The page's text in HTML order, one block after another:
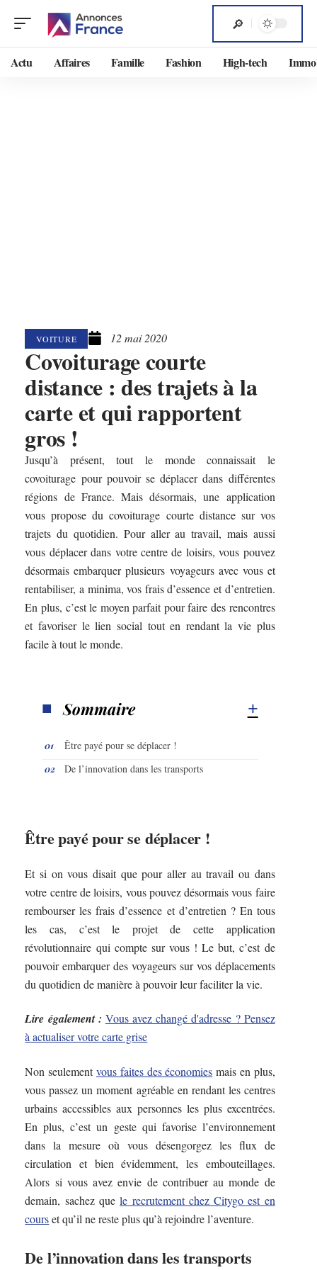
Actu Affaires Famille Fashion High-tech
VOITURE 12 mai 2020
Covoiturage courte
distance : des trajets à la
carte et qui rapportent
gros !
Jusqu’à présent, tout le monde connaissait le
covoiturage pour pouvoir se déplacer dans différentes
régions de France. Mais désormais, une application
vous propose du covoiturage courte distance sur vos
trajets du quotidien. Pour aller au travail, mais aussi
vous déplacer dans votre centre de loisirs, vous pouvez
désormais embarquer plusieurs voyageurs avec vous et
rentabiliser, a minima, vos frais d’essence et d’entretien.
En plus, c’est le moyen parfait pour faire des rencontres
et favoriser le lien social tout en rendant la vie plus
facile à tout le monde.
Sommaire
Être payé pour se déplacer !
De l’innovation dans les transports
Être payé pour se déplacer !
Et si on vous disait que pour aller au travail ou dans
votre centre de loisirs, vous pouvez désormais vous faire
rembourser les frais d’essence et d’entretien ? En tous
les cas, c’est le projet de cette application
révolutionnaire qui compte sur vous ! Le but, c’est de
pouvoir embarquer des voyageurs sur vos déplacements
du quotidien de manière à pouvoir leur faciliter la vie.
Lire également : Vous avez changé d'adresse ? Pensez
à actualiser votre carte grise
Non seulementvous faites des économies mais en plus,
vous passez un moment agréable en rendant les centres
urbains accessibles aux personnes les plus excentrées.
En plus, c’est un geste qui favorise l’environnement
dans la mesure où vous désengorgez les flux de
circulation et bien évidemment, les embouteillages.
Alors si vous avez envie de contribuer au monde de
demain, sachez quele recrutement chez Citygo est en
courset qu’il ne reste plus qu’à rejoindre l’aventure.
De l’innovation dans les transports